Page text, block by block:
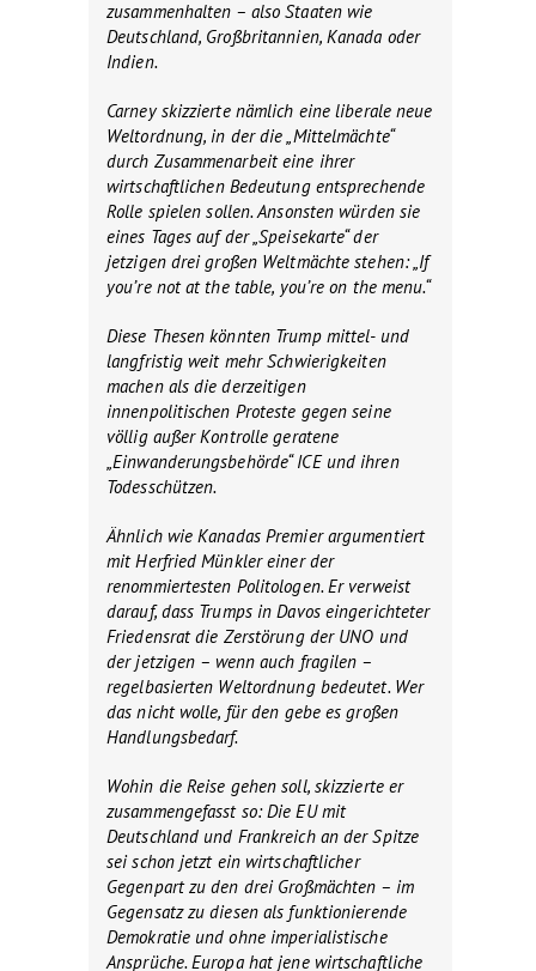
zusammenhalten – also Staaten wie
Deutschland, Großbritannien, Kanada oder
Indien.
Carney skizzierte nämlich eine liberale neue
Weltordnung, in der die „Mittelmächte“
durch Zusammenarbeit eine ihrer
wirtschaftlichen Bedeutung entsprechende
Rolle spielen sollen. Ansonsten würden sie
eines Tages auf der „Speisekarte“ der
jetzigen drei großen Weltmächte stehen: „If
you’re not at the table, you’re on the menu.“
Diese Thesen könnten Trump mittel- und
langfristig weit mehr Schwierigkeiten
machen als die derzeitigen
innenpolitischen Proteste gegen seine
völlig außer Kontrolle geratene
„Einwanderungsbehörde“ ICE und ihren
Todesschützen.
Ähnlich wie Kanadas Premier argumentiert
mit Herfried Münkler einer der
renommiertesten Politologen. Er verweist
darauf, dass Trumps in Davos eingerichteter
Friedensrat die Zerstörung der UNO und
der jetzigen – wenn auch fragilen –
regelbasierten Weltordnung bedeutet. Wer
das nicht wolle, für den gebe es großen
Handlungsbedarf.
Wohin die Reise gehen soll, skizzierte er
zusammengefasst so: Die EU mit
Deutschland und Frankreich an der Spitze
sei schon jetzt ein wirtschaftlicher
Gegenpart zu den drei Großmächten – im
Gegensatz zu diesen als funktionierende
Demokratie und ohne imperialistische
Ansprüche. Europa hat jene wirtschaftliche